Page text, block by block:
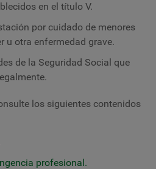
en el título V.
por cuidado de menores
u otra enfermedad grave.
de la Seguridad Social que
los siguientes contenidos
profesional.